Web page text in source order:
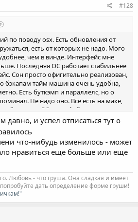
#128
по поводу osx. Есть обновления от
есть от которых не надо. Мого
чем в винде. Интерфейс мне
Последняя ОС работает стабильнее
Сон просто офигительно реализован,
бэкапам тайм машина очень удобна,
Есть буткэмп и параллелс, но о
Не надо оно. Всё есть на маке,
же как у PC интерфейс.
в сети рекомендую поставить little
будут под контролем. Прога
настраивается в реальном времени.
с аналогичным комплектом
давно, и успел отписаться тут о
что-нибудь изменилось - может
нравиться еще больше или еще
Любовь - что груша. Она сладкая и имеет
дать определение форме груши!